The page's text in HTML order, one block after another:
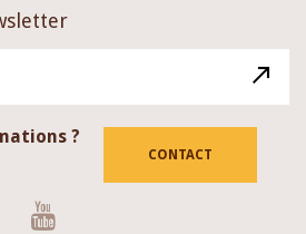
?
CONTACT